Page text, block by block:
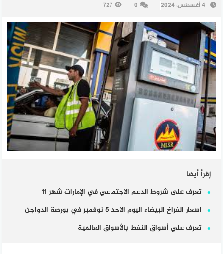
4 أغسطس، 2024 0
727
إقرأ أيضا
تعرف على شروط الدعم الاجتماعي في الإمارات شهر 11
اسعار الفراخ البيضاء اليوم الاحد 5 نوفمبر في بورصة الدواجن
تعرف علي أسواق النفط بالأسواق العالمية